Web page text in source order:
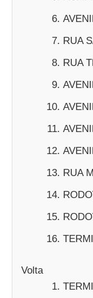
RUA
RUA
RUA
Volta